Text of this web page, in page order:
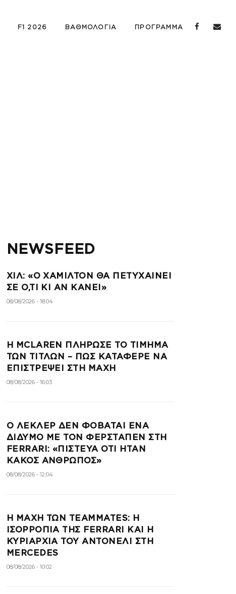
F1 2026 ΒΑΘΜΟΛΟΓΙΑ ΠΡΟΓΡΑΜΜΑ
NEWSFEED
ΧΙΛ: «Ο ΧΑΜΙΛΤΟΝ ΘΑ ΠΕΤΥΧΑΙΝΕΙ
ΣΕ Ο,ΤΙ ΚΙ ΑΝ ΚΑΝΕΙ»
08/08/2026 - 18:04
Η MCLAREN ΠΛΗΡΩΣΕ ΤΟ ΤΙΜΗΜΑ
ΤΩΝ ΤΙΤΛΩΝ – ΠΩΣ ΚΑΤΑΦΕΡΕ ΝΑ
ΕΠΙΣΤΡΕΨΕΙ ΣΤΗ ΜΑΧΗ
08/08/2026 - 16:03
Ο ΛΕΚΛΕΡ ΔΕΝ ΦΟΒΑΤΑΙ ΕΝΑ
ΔΙΔΥΜΟ ΜΕ ΤΟΝ ΦΕΡΣΤΑΠΕΝ ΣΤΗ
FERRARI: «ΠΙΣΤΕΥΑ ΟΤΙ ΗΤΑΝ
ΚΑΚΟΣ ΑΝΘΡΩΠΟΣ»
08/08/2026 - 12:04
Η ΜΑΧΗ ΤΩΝ TEAMMATES: Η
ΙΣΟΡΡΟΠΙΑ ΤΗΣ FERRARI ΚΑΙ Η
ΚΥΡΙΑΡΧΙΑ ΤΟΥ ΑΝΤΟΝΕΛΙ ΣΤΗ
MERCEDES
08/08/2026 - 10:02